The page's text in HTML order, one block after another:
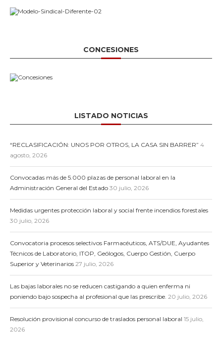
CONCESIONES
LISTADO NOTICIAS
“RECLASIFICACIÓN: UNOS POR OTROS, LA CASA SIN BARRER” 4
agosto, 2026
Convocadas más de 5.000 plazas de personal laboral en la
Administración General del Estado 30 julio, 2026
Medidas urgentes protección laboral y social frente incendios forestales
30 julio, 2026
Convocatoria procesos selectivos Farmacéuticos, ATS/DUE, Ayudantes
Técnicos de Laboratorio, ITOP, Geólogos, Cuerpo Gestión, Cuerpo
Superior y Veterinarios 27 julio, 2026
Las bajas laborales no se reducen castigando a quien enferma ni
poniendo bajo sospecha al profesional que las prescribe. 20 julio, 2026
Resolución provisional concurso de traslados personal laboral 15 julio,
2026